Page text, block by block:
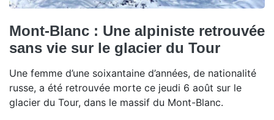
Mont-Blanc : Une alpiniste retrouvée
sans vie sur le glacier du Tour
Une femme d’une soixantaine d’années, de nationalité
russe, a été retrouvée morte ce jeudi 6 août sur le
glacier du Tour, dans le massif du Mont-Blanc.